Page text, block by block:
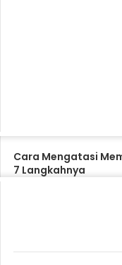
Cara Mengatasi
7 Langkahnya